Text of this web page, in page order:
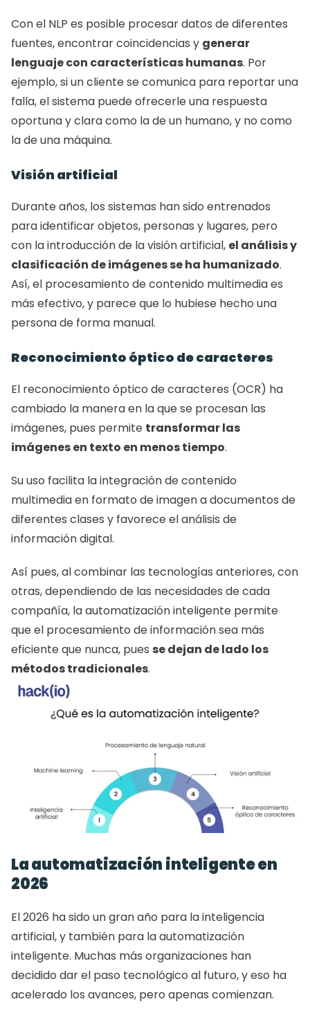
Con el NLP es posible procesar datos de diferentes
fuentes, encontrar coincidencias y generar
lenguaje con características humanas. Por
ejemplo, si un cliente se comunica para reportar una
falla, el sistema puede ofrecerle una respuesta
oportuna y clara como la de un humano, y no como
la de una máquina.
Visión artificial
Durante años, los sistemas han sido entrenados
para identificar objetos, personas y lugares, pero
con la introducción de la visión artificial, el análisis y
clasificación de imágenes se ha humanizado.
Así, el procesamiento de contenido multimedia es
más efectivo, y parece que lo hubiese hecho una
persona de forma manual.
Reconocimiento óptico de caracteres
El reconocimiento óptico de caracteres (OCR) ha
cambiado la manera en la que se procesan las
imágenes, pues permite transformar las
imágenes en texto en menos tiempo.
Su uso facilita la integración de contenido
multimedia en formato de imagen a documentos de
diferentes clases y favorece el análisis de
información digital.
Así pues, al combinar las tecnologías anteriores, con
otras, dependiendo de las necesidades de cada
compañía, la automatización inteligente permite
que el procesamiento de información sea más
eficiente que nunca, pues se dejan de lado los
métodos tradicionales.
La automatización inteligente en
2026
El 2026 ha sido un gran año para la inteligencia
artificial, y también para la automatización
inteligente. Muchas más organizaciones han
decidido dar el paso tecnológico al futuro, y eso ha
acelerado los avances, pero apenas comienzan.